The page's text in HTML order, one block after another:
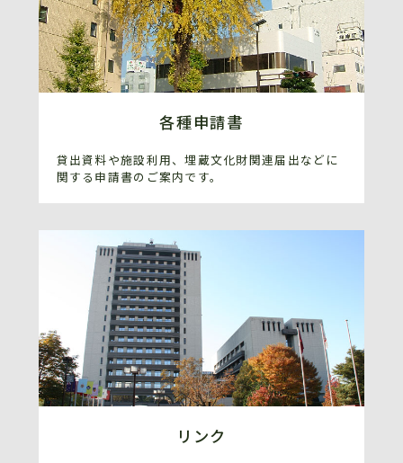
各種申請書
貸出資料や施設利用、埋蔵文化財関連届出などに
関する申請書のご案内です。
リンク